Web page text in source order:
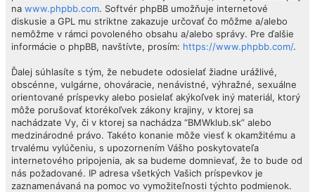
na www.phpbb.com. Softvér phpBB umožňuje internetové
diskusie a GPL mu striktne zakazuje určovať čo môžme a/alebo
nemôžme v rámci povoleného obsahu a/alebo správy. Pre ďalšie
informácie o phpBB, navštívte, prosím: https://www.phpbb.com/.
Ďalej súhlasíte s tým, že nebudete odosielať žiadne urážlivé,
obscénne, vulgárne, ohováracie, nenávistné, výhražné, sexuálne
orientované príspevky alebo posielať akýkoľvek iný materiál, ktorý
môže porušovať ktorékoľvek zákony krajiny, v ktorej sa
nachádzate Vy, či v ktorej sa nachádza “BMWklub.sk” alebo
medzinárodné právo. Takéto konanie môže viesť k okamžitému a
trvalému vylúčeniu, s upozornením Vášho poskytovateľa
internetového pripojenia, ak sa budeme domnievať, že to bude od
nás požadované. IP adresa všetkých Vašich príspevkov je
zaznamenávaná na pomoc vo vymožiteľnosti týchto podmienok.